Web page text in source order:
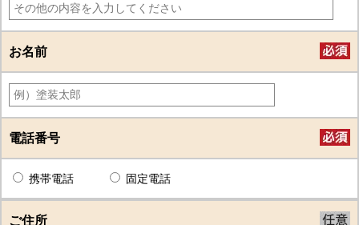
お名前
電話番号
携帯電話 固定電話
ご住所